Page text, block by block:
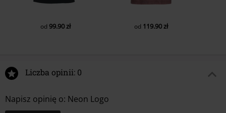
od 99.90 zł od 119.90 zł
Liczba opinii: 0
Napisz opinię o: Neon Logo